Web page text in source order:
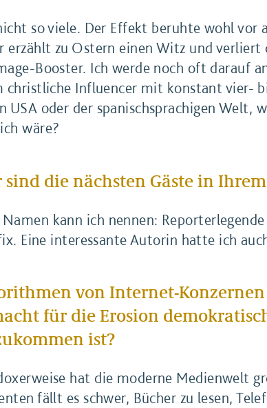
so viele. Der Effekt beruhte wohl vor
erzählt zu Ostern einen Witz und verliert
Booster. Ich werde noch oft darauf
christliche Influencer mit konstant vier-
USA oder der spanischsprachigen Welt,
wäre?
sind die nächsten Gäste in
kann ich nennen:
Eine interessante Autorin hatte ich
von Internet-
für die Erosion
ist?
hat die moderne Medienwelt
fällt es schwer, Bücher zu lesen,